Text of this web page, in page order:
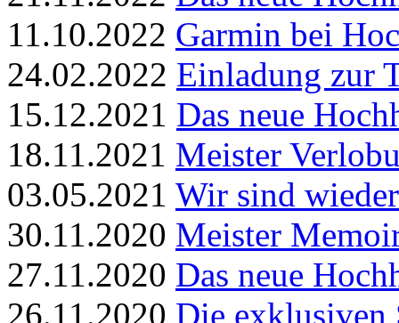
11.10.2022 Garmin bei
24.02.2022 Einladung zur
15.12.2021 Das neue
18.11.2021 Meister
03.05.2021 Wir sind
30.11.2020 Meister
27.11.2020 Das neue
26.11.2020 Die exklusiven